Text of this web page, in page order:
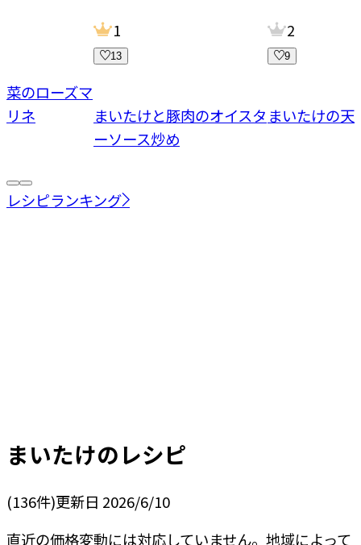
菜のローズマ
リネ
1
13
まいたけと豚肉のオイスタ
ーソース炒め
2
9
まいたけの天
レシピランキング
まいたけのレシピ
(136件)更新日 2026/6/10
直近の価格変動には対応していません。地域によって